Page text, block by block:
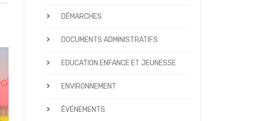
DÉMARCHES
DOCUMENTS ADMINISTRATIFS
EDUCATION ENFANCE ET JEUNESSE
ENVIRONNEMENT
ÉVÉNEMENTS